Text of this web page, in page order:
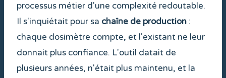
processus métier d'une complexité redoutable.
Il s'inquiétait pour sa chaîne de production :
chaque dosimètre compte, et l'existant ne leur
donnait plus confiance. L'outil datait de
plusieurs années, n'était plus maintenu, et la